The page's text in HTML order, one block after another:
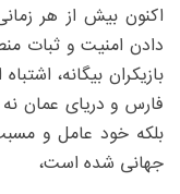
اکنون بیش از هر
دادن امنیت و ثبات
بازیکران بیگانه،
فارس و دریای عمان
بلکه خود عامل و
جهانی شده است،